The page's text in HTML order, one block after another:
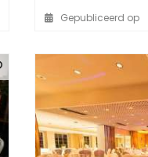
Gepubliceerd op